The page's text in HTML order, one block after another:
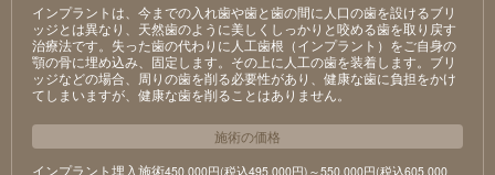
インプラントは、今までの入れ歯や歯と歯の間に人口の歯を設けるブリ
ッジとは異なり、天然歯のように美しくしっかりと咬める歯を取り戻す
治療法です。失った歯の代わりに人工歯根（インプラント）をご自身の
顎の骨に埋め込み、固定します。その上に人工の歯を装着します。ブリ
ッジなどの場合、周りの歯を削る必要性があり、健康な歯に負担をかけ
てしまいますが、健康な歯を削ることはありません。
施術の価格
インプラント埋入施術450,000円(税込495,000円)～550,000円(税込605,000